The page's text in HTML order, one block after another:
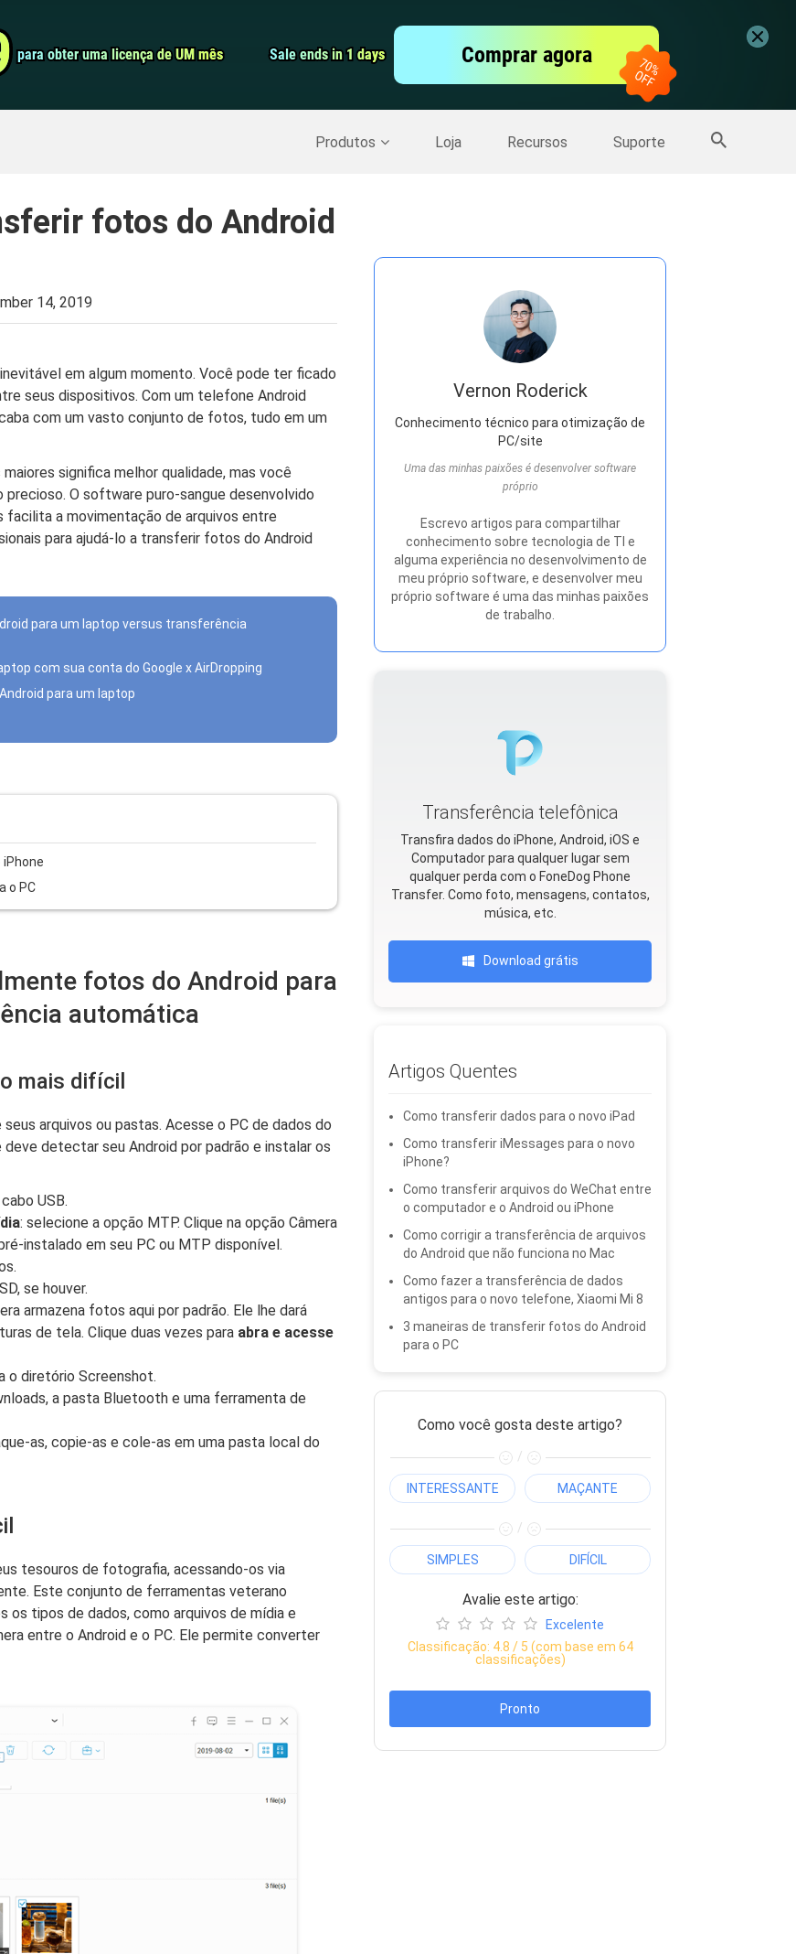
para obter uma licença de UM mês
para obter uma licença de UM mês Sale ends in 1 days
Sale ends in 1 days Comprar agora
Produtos Loja Recursos Suporte
Screen Recorder
Backup do iPhone>> Mais Produtos
fotos do Android
14, 2019
em algum momento. Você pode ter ficado
seus dispositivos. Com um telefone Android
com um vasto conjunto de fotos, tudo em um
significa melhor qualidade, mas você
O software puro-sangue desenvolvido
a movimentação de arquivos entre
para ajudá-lo a transferir fotos do Android
para um laptop versus transferência
com sua conta do Google x AirDropping
para um laptop
o PC
fotos do Android para
automática
mais difícil
arquivos ou pastas. Acesse o PC de dados do
deve detectar seu Android por padrão e instalar os
USB.
: selecione a opção MTP. Clique na opção Câmera
instalado em seu PC ou MTP disponível.
se houver.
armazena fotos aqui por padrão. Ele lhe dará
de tela. Clique duas vezes para abra e acesse
o diretório Screenshot.
a pasta Bluetooth e uma ferramenta de
as, copie-as e cole-as em uma pasta local do
tesouros de fotografia, acessando-os via
Este conjunto de ferramentas veterano
tipos de dados, como arquivos de mídia e
entre o Android e o PC. Ele permite converter
Vernon Roderick
Conhecimento técnico para otimização de
PC/site
Uma das minhas paixões é desenvolver software
próprio
Escrevo artigos para compartilhar
conhecimento sobre tecnologia de TI e
alguma experiência no desenvolvimento de
meu próprio software, e desenvolver meu
próprio software é uma das minhas paixões
de trabalho.
Transferência telefônica
Transfira dados do iPhone, Android, iOS e
Computador para qualquer lugar sem
qualquer perda com o FoneDog Phone
Transfer. Como foto, mensagens, contatos,
música, etc.
Download grátis
Artigos Quentes
Como transferir dados para o novo iPad
Como transferir iMessages para o novo
iPhone?
Como transferir arquivos do WeChat entre
o computador e o Android ou iPhone
Como corrigir a transferência de arquivos
do Android que não funciona no Mac
Como fazer a transferência de dados
antigos para o novo telefone, Xiaomi Mi 8
3 maneiras de transferir fotos do Android
para o PC
Como você gosta deste artigo?
/
INTERESSANTE MAÇANTE
/
SIMPLES DIFÍCIL
Avalie este artigo:
Excelente
Classificação: 4.8 / 5 (com base em 64
classificações)
Pronto